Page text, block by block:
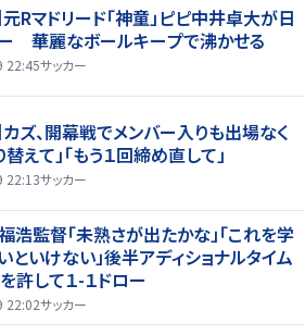
元Rマドリード「神童」ピピ中井卓大が日
華麗なボールキープで沸かせる
22:45サッカー
カズ、開幕戦でメンバー入りも出場なく
えて」「もう１回締め直して」
22:13サッカー
浩監督「未熟さが出たかな」「これを学
といけない」後半アディショナルタイム
許して１-１ドロー
22:02サッカー